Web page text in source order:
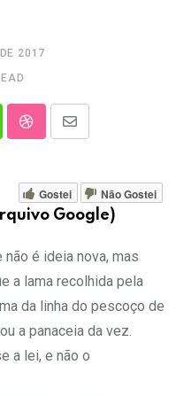
2017
StumbleUpon
Share
Email
Gostei
Não Gostei
Google)
é ideia nova, mas
a lama recolhida pela
da linha do pescoço de
a panaceia da vez.
a lei, e não o